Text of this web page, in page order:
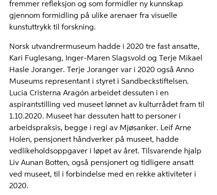
fremmer refleksjon og som formidler ny kunnskap
gjennom formidling på ulike arenaer fra visuelle
kunstuttrykk til forskning.
Norsk utvandrermuseum hadde i 2020 tre fast ansatte,
Kari Fuglesang, Inger-Maren Slagsvold og Terje Mikael
Hasle Joranger. Terje Joranger var i 2020 også Anno
Museums representant i styret i Sandbeckstiftelsen.
Lucia Cristerna Aragón arbeidet dessuten i en
aspirantstilling ved museet lønnet av kulturrådet fram til
1.10.2020. Museet har dessuten hatt to personer i
arbeidspraksis, begge i regi av Mjøsanker. Leif Arne
Holen, pensjonert håndverker på museet, hadde
vedlikeholdsoppgaver i løpet av året. Tilsvarende hjalp
Liv Aunan Botten, også pensjonert og tidligere ansatt
ved museet, til i forbindelse med en rekke aktiviteter i
2020.